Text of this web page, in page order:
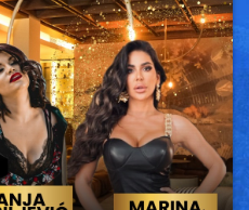
Vesti
Oglasi
Galerija